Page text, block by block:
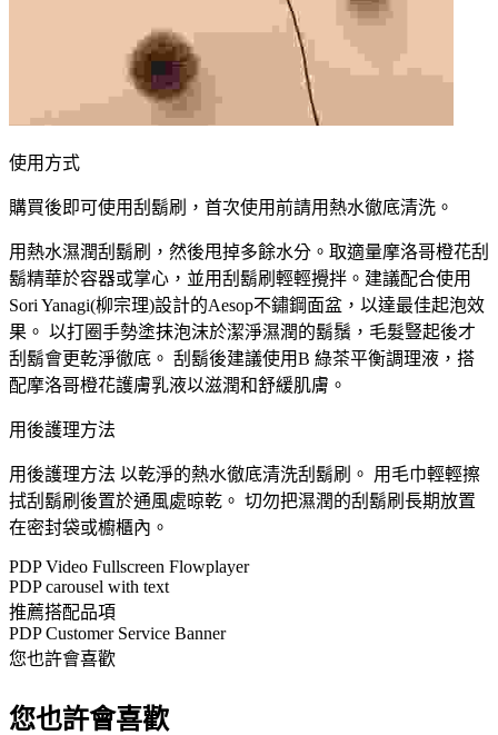
使用方式
購買後即可使用刮鬍刷，首次使用前請用熱水徹底清洗。
用熱水濕潤刮鬍刷，然後甩掉多餘水分。取適量摩洛哥橙花刮
鬍精華於容器或掌心，並用刮鬍刷輕輕攪拌。建議配合使用
Sori Yanagi(柳宗理)設計的Aesop不鏽鋼面盆，以達最佳起泡效
果。 以打圈手勢塗抹泡沫於潔淨濕潤的鬍鬚，毛髮豎起後才
刮鬍會更乾淨徹底。 刮鬍後建議使用B 綠茶平衡調理液，搭
配摩洛哥橙花護膚乳液以滋潤和舒緩肌膚。
用後護理方法
用後護理方法 以乾淨的熱水徹底清洗刮鬍刷。 用毛巾輕輕擦
拭刮鬍刷後置於通風處晾乾。 切勿把濕潤的刮鬍刷長期放置
在密封袋或櫥櫃內。
PDP Video Fullscreen Flowplayer
PDP carousel with text
推薦搭配品項
PDP Customer Service Banner
您也許會喜歡
您也許會喜歡